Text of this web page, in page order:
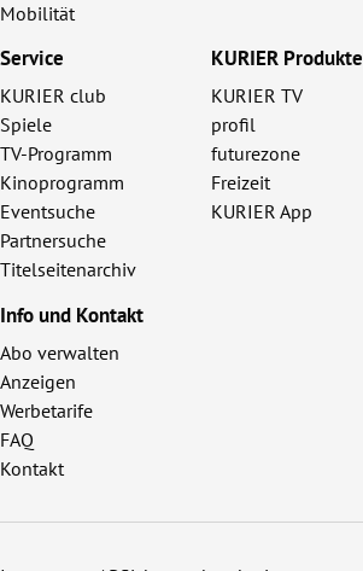
Mobilität
Service
KURIER club
Spiele
TV-Programm
Kinoprogramm
Eventsuche
Partnersuche
Titelseitenarchiv
KURIER Produkte
KURIER TV
profil
futurezone
Freizeit
KURIER App
Info und Kontakt
Abo verwalten
Anzeigen
Werbetarife
FAQ
Kontakt